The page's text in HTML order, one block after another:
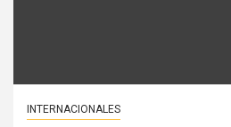
INTERNACIONALES